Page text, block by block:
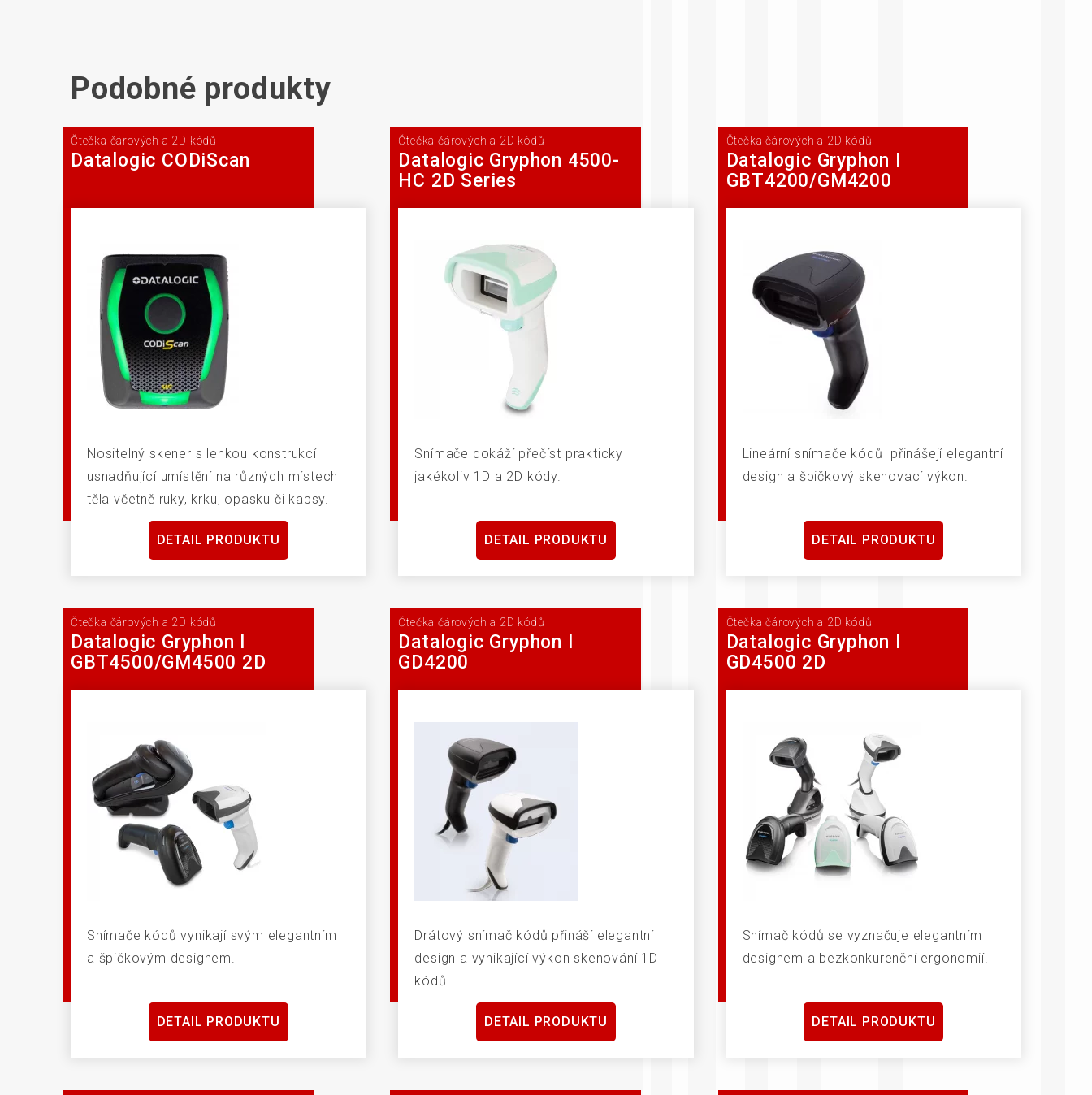
Podobné produkty
Čtečka čárových a 2D kódů
Datalogic CODiScan
Nositelný skener s lehkou konstrukcí
usnadňující umístění na různých místech
těla včetně ruky, krku, opasku či kapsy.
DETAIL PRODUKTU
Čtečka čárových a 2D kódů
Datalogic Gryphon 4500-
HC 2D Series
Snímače dokáží přečíst prakticky
jakékoliv 1D a 2D kódy.
DETAIL PRODUKTU
Čtečka čárových a 2D kódů
Datalogic Gryphon I
GBT4200/GM4200
Lineární snímače kódů přinášejí elegantní
design a špičkový skenovací výkon.
DETAIL PRODUKTU
Čtečka čárových a 2D kódů
Datalogic Gryphon I
GBT4500/GM4500 2D
Snímače kódů vynikají svým elegantním
a špičkovým designem.
DETAIL PRODUKTU
Čtečka čárových a 2D kódů
Datalogic Gryphon I
GD4200
Drátový snímač kódů přináší elegantní
design a vynikající výkon skenování 1D
kódů.
DETAIL PRODUKTU
Čtečka čárových a 2D kódů
Datalogic Gryphon I
GD4500 2D
Snímač kódů se vyznačuje elegantním
designem a bezkonkurenční ergonomií.
DETAIL PRODUKTU